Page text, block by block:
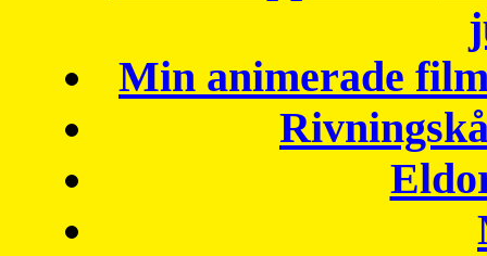
Min animerade